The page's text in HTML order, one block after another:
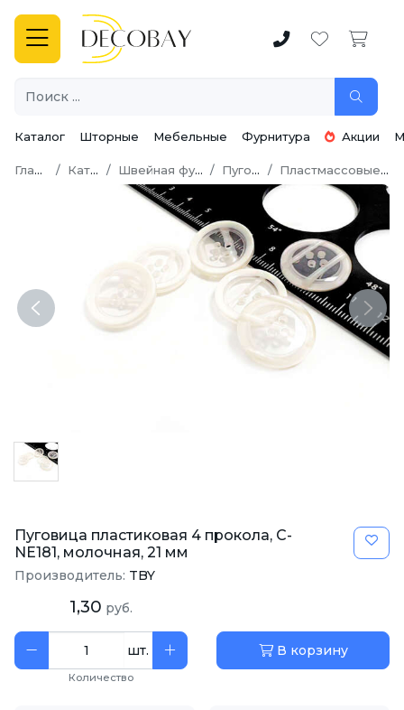
Каталог Шторные Мебельные Фурнитура Акции
Главная Каталог Швейная фурнитура Пуговицы Пластмассовые пуговицы
Previous Next
Пуговица пластиковая 4 прокола, C-
NE181, молочная, 21 мм
Производитель: TBY
1,30 руб.
шт.
Количество
В корзину